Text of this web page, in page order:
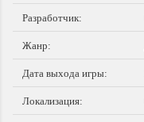
Разработчик:
Жанр:
Дата выхода игры:
Локализация: